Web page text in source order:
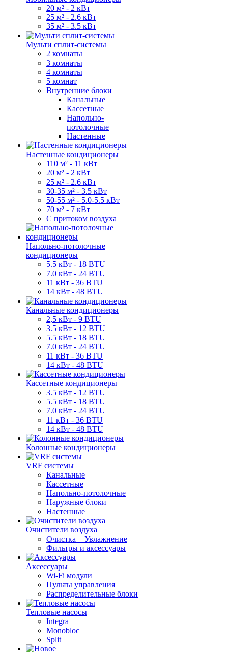
20 м² - 2 кВт
25 м² - 2.6 кВт
35 м² - 3.5 кВт
Мульти сплит-системы
2 комнаты
3 комнаты
4 комнаты
5 комнат
Внутренние блоки
Канальные
Кассетные
Напольно-
потолочные
Настенные
Настенные кондиционеры
110 м² - 11 кВт
20 м² - 2 кВт
25 м² - 2.6 кВт
30-35 м² - 3.5 кВт
50-55 м² - 5.0-5.5 кВт
70 м² - 7 кВт
С притоком воздуха
Напольно-потолочные
кондиционеры
5.5 кВт - 18 BTU
7.0 кВт - 24 BTU
11 кВт - 36 BTU
14 кВт - 48 BTU
Канальные кондиционеры
2,5 кВт - 9 BTU
3.5 кВт - 12 BTU
5.5 кВт - 18 BTU
7.0 кВт - 24 BTU
11 кВт - 36 BTU
14 кВт - 48 BTU
Кассетные кондиционеры
3.5 кВт - 12 BTU
5.5 кВт - 18 BTU
7.0 кВт - 24 BTU
11 кВт - 36 BTU
14 кВт - 48 BTU
Колонные кондиционеры
VRF системы
Канальные
Кассетные
Напольно-потолочные
Наружные блоки
Настенные
Очистители воздуха
Очистка + Увлажнение
Фильтры и аксессуары
Аксессуары
Wi-Fi модули
Пульты управления
Распределительные блоки
Тепловые насосы
Integra
Monobloc
Split